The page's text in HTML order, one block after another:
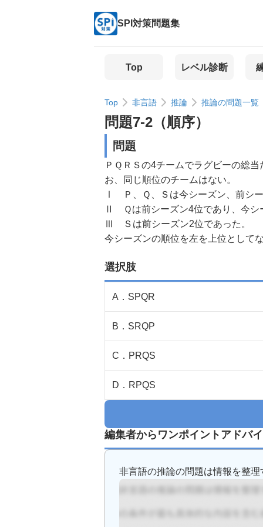
SPI対策問題集
Top レベル診断
Top 非言語 推論 推論の問題一覧
問題7-2 （順序）
問題
ＰＱＲＳの4チームでラグビーの総
お、同じ順位のチームはない。
Ⅰ Ｐ、Ｑ、Ｓは今シーズン、前シ
Ⅱ Ｑは前シーズン4位であり、今シ
Ⅲ Ｓは前シーズン2位であった。
今シーズンの順位を左を上位として
選択肢
A ． SPQR
B ． SRQP
C ． PRQS
D ． RPQS
編集者からワンポイントアドバ
非言語の推論の問題は情報を整